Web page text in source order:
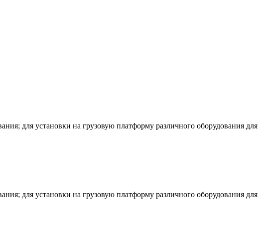
для установки на грузовую платформу различного оборудования для
для установки на грузовую платформу различного оборудования для